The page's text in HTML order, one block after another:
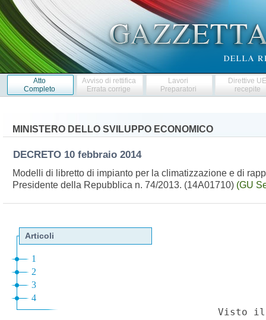
Atto
Completo
Avviso di rettifica
Errata corrige
Lavori
Preparatori
Direttive
recepite
MINISTERO DELLO SVILUPPO ECONOMICO
DECRETO 10 febbraio 2014
Modelli di libretto di impianto per la climatizzazione e di
Presidente della Repubblica n. 74/2013. (14A01710) (GU